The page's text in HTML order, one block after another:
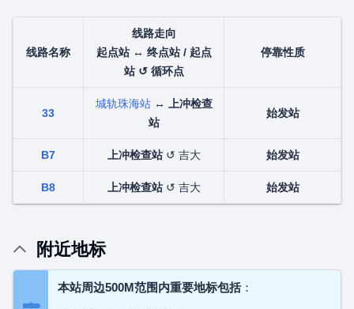
线路名称
线路走向
起点站 ↔ 终点站 / 起点
站 ↺ 循环点
停靠性质
33
城轨珠海站↔
上冲检查
站
始发站
B7 上冲检查站↺ 吉大 始发站
B8 上冲检查站↺ 吉大 始发站
附近地标
本站周边500M范围内重要地标包括：